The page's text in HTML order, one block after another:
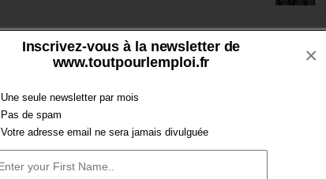
Inscrivez-vous à la newsletter de
www.toutpourlemploi.fr
Une seule newsletter par mois
Pas de spam
Votre adresse email ne sera jamais divulguée
×